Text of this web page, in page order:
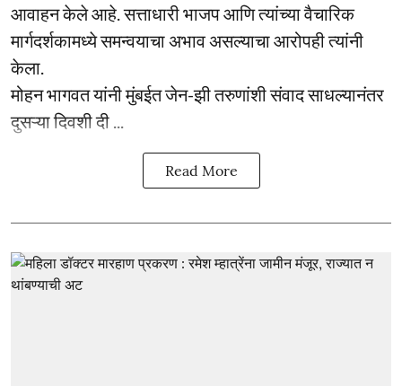
आवाहन केले आहे. सत्ताधारी भाजप आणि त्यांच्या वैचारिक
मार्गदर्शकामध्ये समन्वयाचा अभाव असल्याचा आरोपही त्यांनी
केला.
मोहन भागवत यांनी मुंबईत जेन-झी तरुणांशी संवाद साधल्यानंतर
दुसऱ्या दिवशी दी ...
Read More